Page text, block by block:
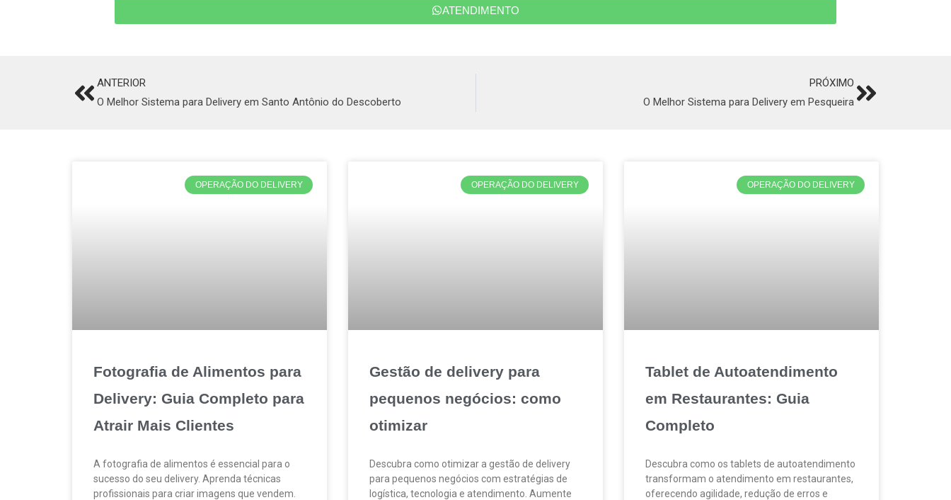
ATENDIMENTO
PrevANTERIOR
O Melhor Sistema para Delivery em Santo Antônio do Descoberto
PRÓXIMO
O Melhor Sistema para Delivery em Pesqueira Next
OPERAÇÃO DO DELIVERY
Fotografia de Alimentos para
Delivery: Guia Completo para
Atrair Mais Clientes
A fotografia de alimentos é essencial para o
sucesso do seu delivery. Aprenda técnicas
profissionais para criar imagens que vendem.
OPERAÇÃO DO DELIVERY
Gestão de delivery para
pequenos negócios: como
otimizar
Descubra como otimizar a gestão de delivery
para pequenos negócios com estratégias de
logística, tecnologia e atendimento. Aumente
OPERAÇÃO DO DELIVERY
Tablet de Autoatendimento
em Restaurantes: Guia
Completo
Descubra como os tablets de autoatendimento
transformam o atendimento em restaurantes,
oferecendo agilidade, redução de erros e